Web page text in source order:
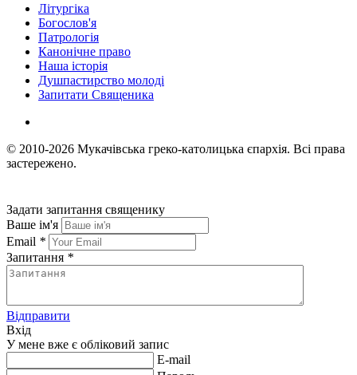
Літургіка
Богослов'я
Патрологія
Канонічне право
Наша історія
Душпастирство молоді
Запитати Священика
© 2010-2026 Мукачівська греко-католицька єпархія. Всі права
застережено.
Задати запитання священику
Ваше ім'я
Email *
Запитання *
Відправити
Вхід
У мене вже є обліковий запис
E-mail